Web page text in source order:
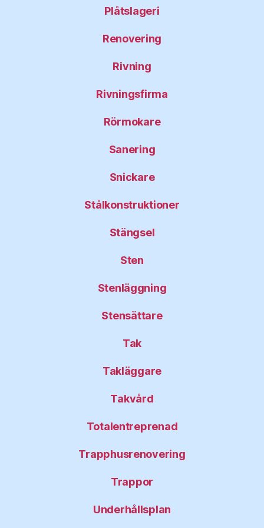
Plåtslageri
Renovering
Rivning
Rivningsfirma
Rörmokare
Sanering
Snickare
Stålkonstruktioner
Stängsel
Sten
Stenläggning
Stensättare
Tak
Takläggare
Takvård
Totalentreprenad
Trapphusrenovering
Trappor
Underhållsplan